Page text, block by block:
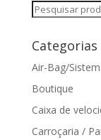
Pesquisar
Air-Bag/
Boutique
Caixa de
Carroçaria /